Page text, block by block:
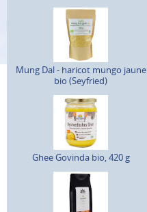
Mung Dal - haricot mungo jaune
bio (Seyfried)
Ghee Govinda bio, 420 g